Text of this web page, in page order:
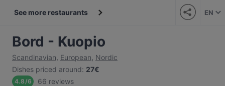
See more restaurants EN
Bord - Kuopio
Scandinavian, European, Nordic
Dishes priced around: 27€
4.8/6 66 reviews